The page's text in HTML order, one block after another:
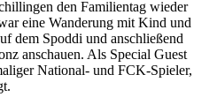
den Familientag wieder
eine Wanderung mit Kind und
dem Spoddi und anschließend
anschauen. Als Special Guest
National- und FCK-Spieler,